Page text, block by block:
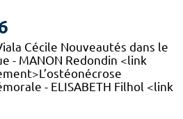
Cécile Nouveautés dans le
- MANON Redondin <link
- ELISABETH Filhol <link